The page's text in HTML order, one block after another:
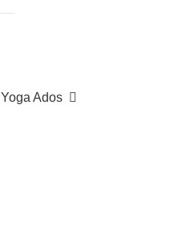
Article
Yoga Ados